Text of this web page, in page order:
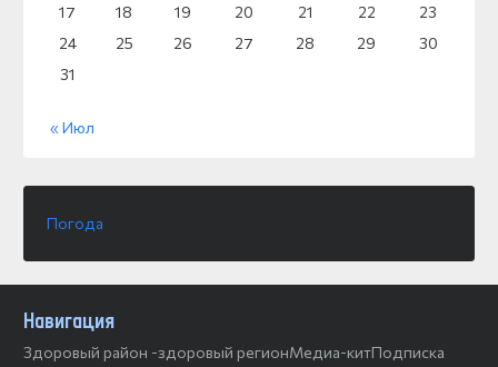
17
18 19 20 21 22
23
24
25 26 27 28 29
30
31
« Июл
Погода
Навигация
Здоровый район -здоровый регионМедиа-китПодписка